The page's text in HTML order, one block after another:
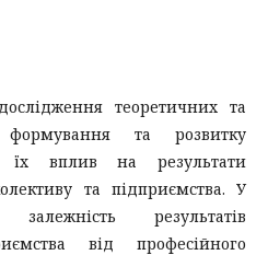
теоретичних та
формування та розвитку
їх вплив на результати
та підприємства. У
залежність результатів
від професійного